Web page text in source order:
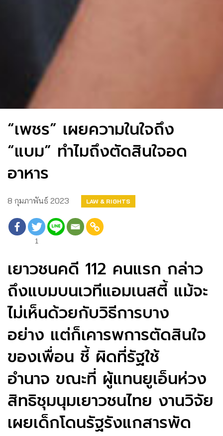
“เพชร” เผยความในใจถึง
“แบม” ทำไมถึงตัดสินใจอด
อาหาร
8 กุมภาพันธ์ 2023 LAW & RIGHTS
1
เยาวชนคดี 112 คนแรก กล่าว
ถึงแบมบนเวทีแอมเนสตี้ แม้จะ
ไม่เห็นด้วยกับวิธีการบาง
อย่าง แต่ก็เคารพการตัดสินใจ
ของเพื่อน ชี้ ผิดที่รัฐใช้
อำนาจ ขณะที่ ผู้แทนยูเอ็นห่วง
สิทธิชุมนุมเยาวชนไทย งานวิจัย
เผยเด็กโดนรัฐรังแกสารพัด